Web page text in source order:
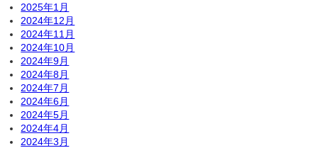
2025年1月
2024年12月
2024年11月
2024年10月
2024年9月
2024年8月
2024年7月
2024年6月
2024年5月
2024年4月
2024年3月